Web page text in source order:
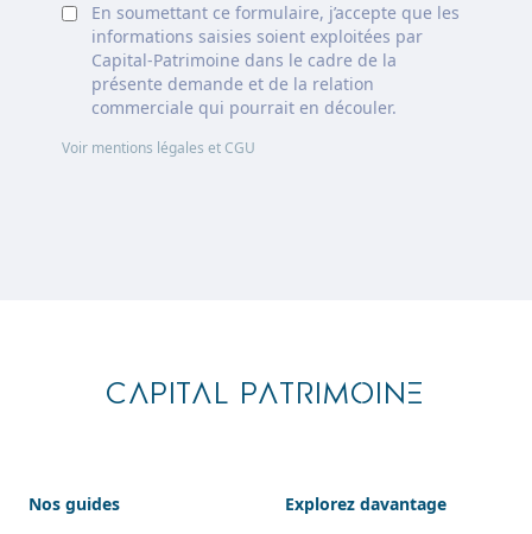
En soumettant ce formulaire, j’accepte que les
informations saisies soient exploitées par
Capital-Patrimoine dans le cadre de la
présente demande et de la relation
commerciale qui pourrait en découler.
Voir mentions légales et CGU
CAPITAL PATRIMOINE
Nos guides Explorez davantage